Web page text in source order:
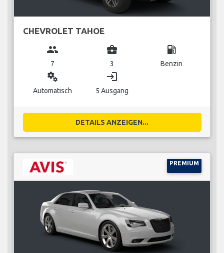
CHEVROLET TAHOE
group
7
business_center
3
local_gas_station
Benzin
miscellaneous_services
Automatisch
login
5 Ausgang
DETAILS ANZEIGEN...
PREMIUM